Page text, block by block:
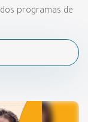
programas de